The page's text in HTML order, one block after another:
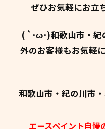
ぜひお気軽にお立
( `･ω･)和歌山市・紀
外のお客様もお気軽
和歌山市・紀の川市
エースペイント自慢